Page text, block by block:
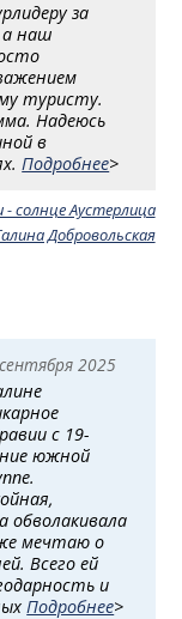
за
а наш
туристу.
Надеюсь
в
Подробнее>
- солнце Аустерлица
Добровольская
2025
с 19-
южной
обволакивала
мечтаю о
Всего ей
и
Подробнее>